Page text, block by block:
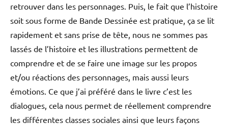
retrouver dans les personnages. Puis, le fait que l’histoire
soit sous forme de Bande Dessinée est pratique, ça se lit
rapidement et sans prise de tête, nous ne sommes pas
lassés de l’histoire et les illustrations permettent de
comprendre et de se faire une image sur les propos
et/ou réactions des personnages, mais aussi leurs
émotions. Ce que j’ai préféré dans le livre c’est les
dialogues, cela nous permet de réellement comprendre
les différentes classes sociales ainsi que leurs façons